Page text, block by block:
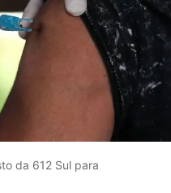
da 612 Sul para